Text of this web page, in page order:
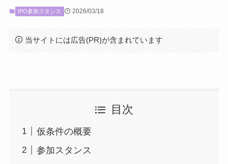
IPO参加スタンス 2026/03/18
当サイトには広告(PR)が含まれています
目次
仮条件の概要
参加スタンス